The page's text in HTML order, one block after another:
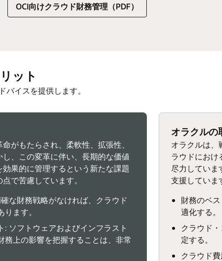
OCI向けクラウド財務管理（PDF）
ット
イスを提供します。
がもたらされ、柔軟性、拡張性、
、この変革に伴い、長期的な価値
果的に管理するという新たな課題
で苦慮しています。
な財務戦略がなければ、クラウド
ます。
ソフトウェアおよびインフラスト
上の影響を把握することは、非常
オラクルの
オラクルは、
ラウドにおけ
尽力していま
支援していま
財務のベ
適化する。
クラウド
定する。
クラウド